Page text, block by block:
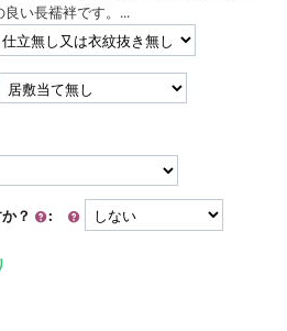
い長襦袢です。...
？ :